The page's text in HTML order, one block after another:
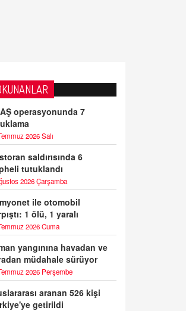
operasyonunda 7
2026 Salı
saldırısında 6
tutuklandı
2026 Çarşamba
ile otomobil
1 ölü, 1 yaralı
2026 Cuma
yangınına havadan ve
müdahale sürüyor
2026 Perşembe
aranan 526 kişi
getirildi